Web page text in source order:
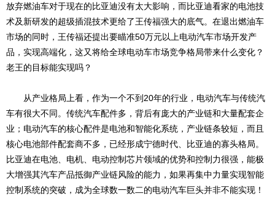
放弃燃油车对于现在的比亚迪没有太大影响，而比亚迪看家的电池技
术及新研发的超级插混技术更给了王传福强大的底气。在退出燃油车
市场的同时，王传福还提出要瞄准50万元以上电动汽车市场开发产
品，实现高端化，这又将给全球电动车市场竞争格局带来什么变化？
老王的目标能实现吗？
从产业格局上看，作为一个不到20年的行业，电动汽车与传统汽
车有很大不同。传统汽车配件多，背后有庞大的产业链和大量配套企
业；电动汽车的核心配件是电池和智能化系统，产业链条较短，而且
核心电池部件配套商不多，已经形成宁德时代、比亚迪的寡头格局。
比亚迪在电池、电机、电动控制芯片领域的优势和控制力很强，能极
大增强其汽车产品抵御产业链风险的能力，如果再集中力量实现智能
控制系统的突破，成为全球数一数二的电动汽车巨头并非不能实现！